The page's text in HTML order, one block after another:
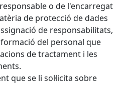
o de l'encarregat
de protecció de dades
de responsabilitats,
del personal que
de tractament i les
que se li sol·licita sobre